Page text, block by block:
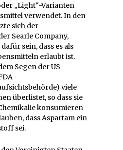
„Light“-Varianten
verwendet. In den
sich der
Searle Company,
sein, dass es als
erlaubt ist.
Segen der US-
viele
überlistet, so dass sie
konsumieren
dass Aspartam ein
sei.